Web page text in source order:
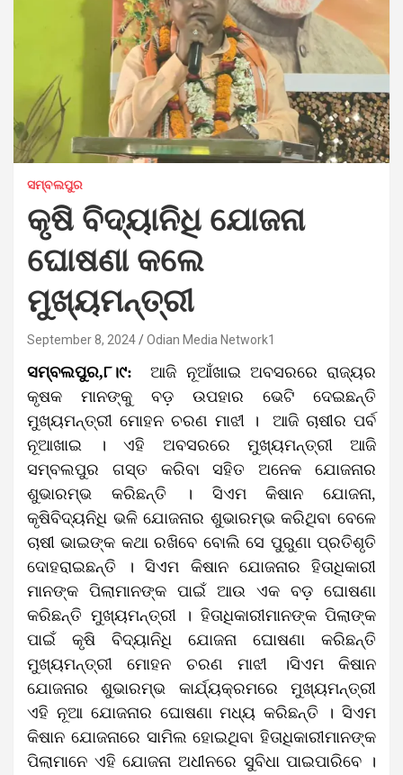
ସମ୍ବଲପୁର
କୃଷି ବିଦ୍ୟାନିଧି ଯୋଜନା
ଘୋଷଣା କଲେ
ମୁଖ୍ୟମନ୍ତ୍ରୀ
September 8, 2024 Odian Media Network1
ସମ୍ବଲପୁର,୮।୯:
ଆଜି ନୂଆଁଖାଇ ଅବସରରେ ରାଜ୍ୟର
କୃଷକ ମାନଙ୍କୁ ବଡ଼ ଉପହାର ଭେଟି ଦେଇଛନ୍ତି
ମୁଖ୍ୟମନ୍ତ୍ରୀ ମୋହନ ଚରଣ ମାଝୀ । ଆଜି ଚାଷୀର ପର୍ବ
ନୂଆଖାଇ । ଏହି ଅବସରରେ ମୁଖ୍ୟମନ୍ତ୍ରୀ ଆଜି
ସମ୍ବଲପୁର ଗସ୍ତ କରିବା ସହିତ ଅନେକ ଯୋଜନାର
ଶୁଭାରମ୍ଭ କରିଛନ୍ତି । ସିଏମ କିଷାନ ଯୋଜନା,
କୃଷିବିଦ୍ୟନିଧି ଭଳି ଯୋଜନାର ଶୁଭାରମ୍ଭ କରିଥିବା ବେଳେ
ଚାଷୀ ଭାଇଙ୍କ କଥା ରଖିବେ ବୋଲି ସେ ପୁରୁଣା ପ୍ରତିଶୃତି
ଦୋହରାଇଛନ୍ତି । ସିଏମ କିଷାନ ଯୋଜନାର ହିତାଧିକାରୀ
ମାନଙ୍କ ପିଲାମାନଙ୍କ ପାଇଁ ଆଉ ଏକ ବଡ଼ ଘୋଷଣା
କରିଛନ୍ତି ମୁଖ୍ୟମନ୍ତ୍ରୀ । ହିତାଧିକାରୀମାନଙ୍କ ପିଲାଙ୍କ
ପାଇଁ କୃଷି ବିଦ୍ୟାନିଧି ଯୋଜନା ଘୋଷଣା କରିଛନ୍ତି
ମୁଖ୍ୟମନ୍ତ୍ରୀ ମୋହନ ଚରଣ ମାଝୀ ।ସିଏମ କିଷାନ
ଯୋଜନାର ଶୁଭାରମ୍ଭ କାର୍ଯ୍ୟକ୍ରମରେ ମୁଖ୍ୟମନ୍ତ୍ରୀ
ଏହି ନୂଆ ଯୋଜନାର ଘୋଷଣା ମଧ୍ୟ କରିଛନ୍ତି । ସିଏମ
କିଷାନ ଯୋଜନାରେ ସାମିଲ ହୋଇଥିବା ହିତାଧିକାରୀମାନଙ୍କ
ପିଲାମାନେ ଏହି ଯୋଜନା ଅଧୀନରେ ସୁବିଧା ପାଇପାରିବେ ।